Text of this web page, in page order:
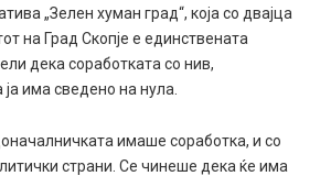
„Зелен хуман град“, која со двајца
на Град Скопје е единствената
дека соработката со нив,
има сведено на нула.
имаше соработка, и со
страни. Се чинеше дека ќе има